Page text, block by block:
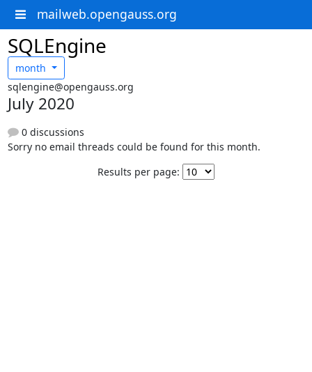
mailweb.opengauss.org
SQLEngine
month
sqlengine@opengauss.org
July 2020
0 discussions
Sorry no email threads could be found for this month.
Results per page: